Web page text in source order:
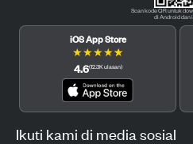
Scan kode QR untuk
di Android dan
iOS App Store
★★★★★
4.6(12.3Kulasan)
Ikuti kami di media sosial